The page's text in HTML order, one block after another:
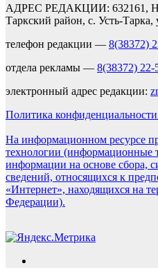
АДРЕС РЕДАКЦИИ: 632161,
Таркский район, с. Усть-Тарка,
телефон редакции — 8(38372)
отдела рекламы — 8(38372) 22-
электронный адрес редакции:
Политика
На информационном ресурсе
технологии (информационные
информации на основе сбора,
сведений, относящихся к
«Интернет», находящихся на
Федерации).